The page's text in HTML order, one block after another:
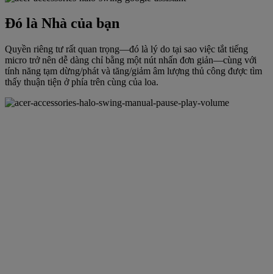
Đó là Nhà của bạn
Quyền riêng tư rất quan trọng—đó là lý do tại sao việc tắt tiếng
micro trở nên dễ dàng chỉ bằng một nút nhấn đơn giản—cùng với
tính năng tạm dừng/phát và tăng/giảm âm lượng thủ công được tìm
thấy thuận tiện ở phía trên cùng của loa.